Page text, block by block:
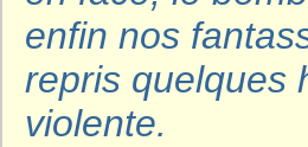
enfin nos
repris quelques
violente.